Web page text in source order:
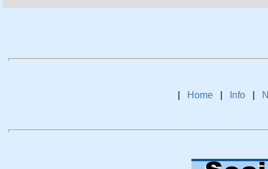
Home Info